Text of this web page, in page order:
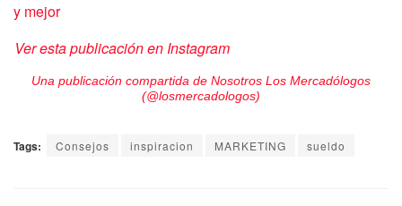
y mejor
Ver esta publicación en Instagram
Una publicación compartida de Nosotros Los Mercadólogos
(@losmercadologos)
Tags: Consejos inspiracion MARKETING sueldo